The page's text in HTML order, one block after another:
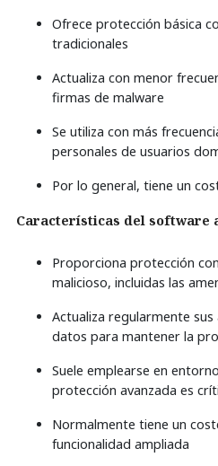
Ofrece protección básica
tradicionales
Actualiza con menor
firmas de malware
Se utiliza con más
personales de usuarios
Por lo general, tiene un
Características del software
Proporciona protección
malicioso, incluidas las
Actualiza regularmente
datos para mantener la
Suele emplearse en
protección avanzada es
Normalmente tiene un
funcionalidad ampliada